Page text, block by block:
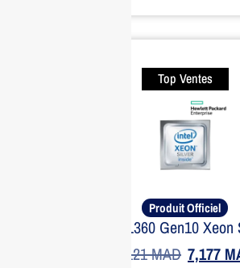
Top Ventes
Produit Officiel
Kit DL360 Gen10 Xeon
9,121MAD 7,177